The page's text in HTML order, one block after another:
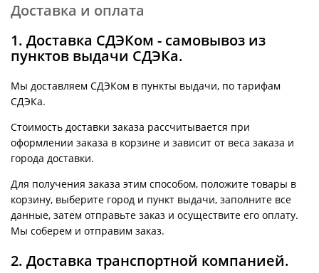
Доставка и оплата
1. Доставка СДЭКом - самовывоз из
пунктов выдачи СДЭКа.
Мы доставляем СДЭКом в пункты выдачи, по тарифам
СДЭКа.
Стоимость доставки заказа рассчитывается при
оформлении заказа в корзине и зависит от веса заказа и
города доставки.
Для получения заказа этим способом, положите товары в
корзину, выберите город и пункт выдачи, заполните все
данные, затем отправьте заказ и осуществите его оплату.
Мы соберем и отправим заказ.
2. Доставка транспортной компанией.